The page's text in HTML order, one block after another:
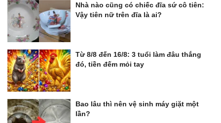
Nhà nào cũng có chiếc đĩa sứ cô tiên:
Vậy tiên nữ trên đĩa là ai?
Từ 8/8 đến 16/8: 3 tuổi làm đâu thắng
đó, tiền đếm mỏi tay
Bao lâu thì nên vệ sinh máy giặt một
lần?